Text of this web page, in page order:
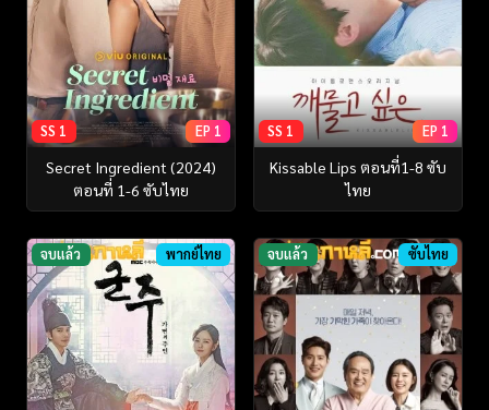
SS 1 EP 1
Secret Ingredient (2024)
ตอนที่ 1-6 ซับไทย
SS 1 EP 1
Kissable Lips ตอนที่1-8 ซับ
ไทย
จบแล้ว พากย์ไทย จบแล้ว ซับไทย